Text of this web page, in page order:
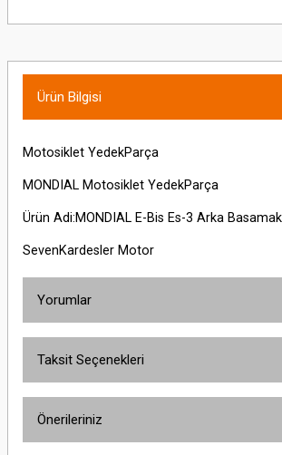
Ürün Bilgisi
Motosiklet YedekParça
MONDIAL Motosiklet YedekParça
Ürün Adi:MONDIAL E-Bis Es-3 Arka
SevenKardesler Motor
Yorumlar
Taksit Seçenekleri
Önerileriniz